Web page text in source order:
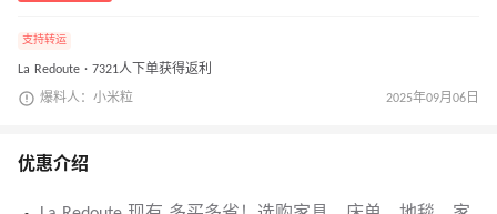
支持转运
La Redoute · 7321人下单获得返利
爆料人：小米粒 2025年09月06日
优惠介绍